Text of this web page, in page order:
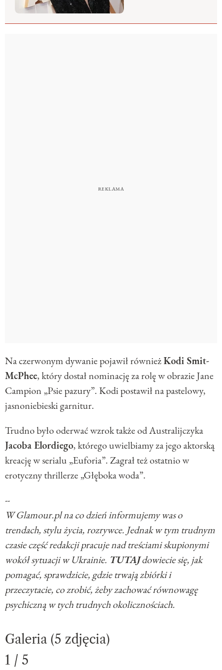
Na czerwonym dywanie pojawił równieżKodi Smit-
McPhee, który dostał nominację za rolę w obrazie Jane
Campion „Psie pazury”. Kodi postawił na pastelowy,
jasnoniebieski garnitur.
Trudno było oderwać wzrok także od Australijczyka
Jacoba Elordiego, którego uwielbiamy za jego aktorską
kreację w serialu „Euforia”. Zagrał też ostatnio w
erotyczny thrillerze „Głęboka woda”.
--
W Glamour.pl na co dzień informujemy was o
trendach, stylu życia, rozrywce. Jednak w tym trudnym
czasie część redakcji pracuje nad treściami skupionymi
wokół sytuacji w Ukrainie. TUTAJdowiecie się, jak
pomagać, sprawdzicie, gdzie trwają zbiórki i
przeczytacie, co zrobić, żeby zachować równowagę
psychiczną w tych trudnych okolicznościach.
Galeria (5 zdjęcia)
1 / 5